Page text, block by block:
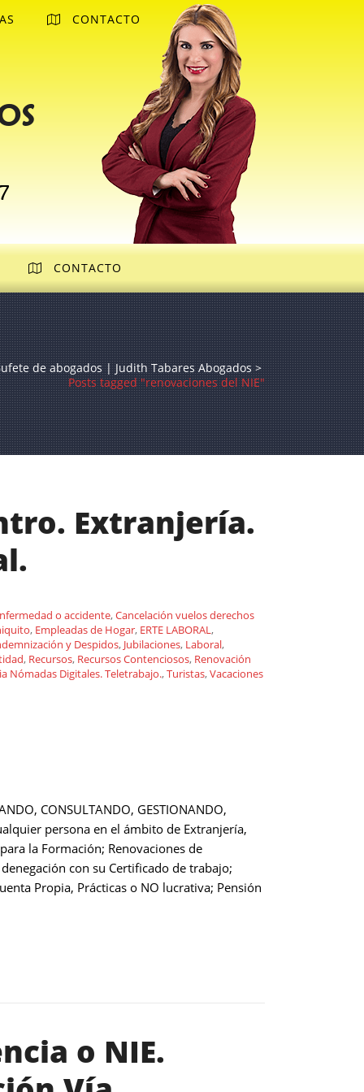
CONTACTO
CONTACTO
de abogados | Judith Tabares Abogados>
Posts tagged "renovaciones del NIE"
Extranjería.
o accidente,Cancelación vuelos derechos
, Empleadas de Hogar, ERTE LABORAL,
y Despidos, Jubilaciones, Laboral,
, Recursos, Recursos Contenciosos, Renovación
Nómadas Digitales. Teletrabajo.,Turistas,Vacaciones
CONSULTANDO, GESTIONANDO,
persona en el ámbito de Extranjería,
la Formación; Renovaciones de
con su Certificado de trabajo;
Propia, Prácticas o NO lucrativa; Pensión
o NIE.